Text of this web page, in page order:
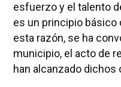
esfuerzo y el talento
es un principio básico
esta razón, se ha
municipio, el acto de
han alcanzado dichos